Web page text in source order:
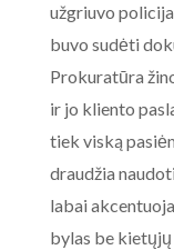
užgriuvo
buvo sudėti
Prokuratūra
ir jo kliento
tiek viską
draudžia
labai
bylas be